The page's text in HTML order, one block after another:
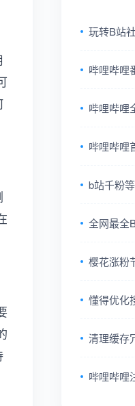
玩转B站
哔哩哔哩
哔哩哔哩
哔哩哔哩
b站千粉
全网最全
樱花涨粉
懂得优化
清理缓存
哔哩哔哩